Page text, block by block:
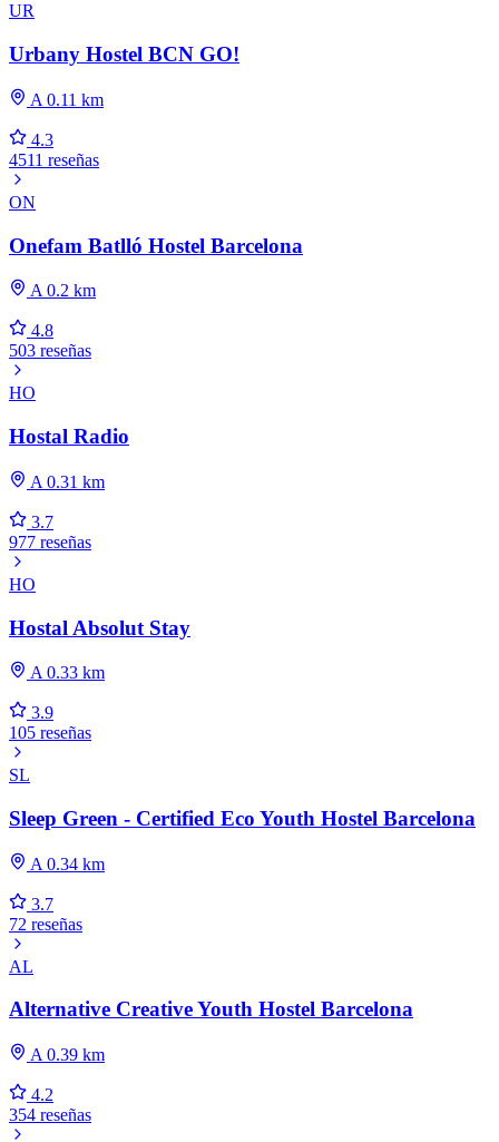
UR
Urbany Hostel BCN GO!
A 0.11 km
4.3
4511 reseñas
ON
Onefam Batlló Hostel Barcelona
A 0.2 km
4.8
503 reseñas
HO
Hostal Radio
A 0.31 km
3.7
977 reseñas
HO
Hostal Absolut Stay
A 0.33 km
3.9
105 reseñas
SL
Sleep Green - Certified Eco Youth Hostel Barcelona
A 0.34 km
3.7
72 reseñas
AL
Alternative Creative Youth Hostel Barcelona
A 0.39 km
4.2
354 reseñas